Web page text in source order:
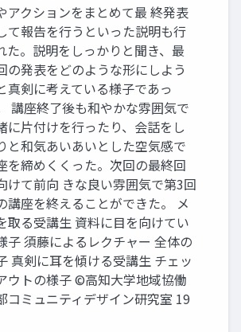
アクションをまとめて最 終発表
て報告を行うといった説明も行
た。説明をしっかりと聞き、最
の発表をどのような形にしよう
真剣に考えている様子であっ
講座終了後も和やかな雰囲気で
に片付けを行ったり、会話をし
と和気あいあいとした空気感で
を締めくくった。次回の最終回
けて前向 きな良い雰囲気で第3回
講座を終えることができた。 メ
取る受講生 資料に目を向けてい
子 須藤によるレクチャー 全体の
真剣に耳を傾ける受講生 チェッ
ウトの様子 ©高知大学地域協働
コミュニティデザイン研究室 19